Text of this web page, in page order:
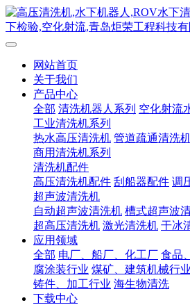
网站首页
关于我们
产品中心
全部 清洗机器人系列 空化射流
工业清洗机系列
热水高压清洗机 管道疏通清洗
商用清洗机系列
清洗机配件
高压清洗机配件 刮船器配件 调
超声波清洗机
自动超声波清洗机 槽式超声波
超高压清洗机 激光清洗机 干冰
应用领域
全部 电厂、船厂、化工厂 食品
腐涂装行业 煤矿、建筑机械行业
铸件、加工行业 海生物清洗
下载中心